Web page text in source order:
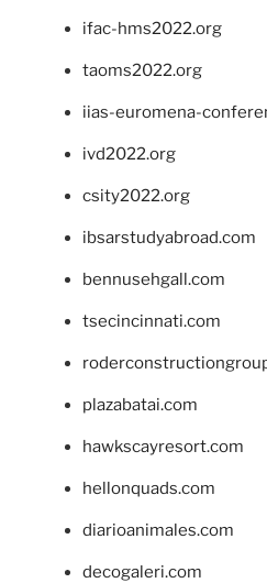
ifac-hms2022.org
taoms2022.org
iias-euromena-
ivd2022.org
csity2022.org
ibsarstudyabroad.com
bennusehgall.com
tsecincinnati.com
plazabatai.com
hawkscayresort.com
hellonquads.com
diarioanimales.com
decogaleri.com